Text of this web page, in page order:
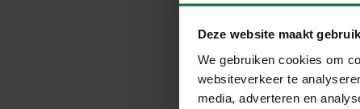
Deze website maakt
We gebruiken cookies om
websiteverkeer te
media, adverteren en